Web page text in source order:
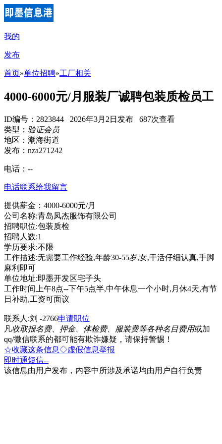
我的
发布
首页»单位招聘»工厂相关
4000-6000元/月服装厂诚聘包装质检员工
ID编号：2823844 2026年3月2日发布 687次查看
类型： 验证会员
地区：潮海街道
发布：nza271242
电话： --
电话联系给我留言
提供薪金：4000-6000元/月
公司名称:青岛凤杰服饰有限公司
招聘职位:包装质检
招聘人数:1
学历要求:不限
工作描述:无需要工作经验,年龄30-55岁,女,干活仔细认真,手脚
麻利即可
单位地址:即墨开发区宅子头
工作时间上午8点--下午5点半,中午休息一个小时,月休4天,有节
日补助,工资可面议
联系人:刘 -2766申请职位
凡收取报名费、押金、体检费、服装费等各种名目费用或加
qq/微信联系的都可能有欺诈嫌疑，请保持警惕！
☆收藏这条信息◇虚假信息举报
即时通短信--
该信息由用户发布，内容中所涉及承诺均由用户自行负责